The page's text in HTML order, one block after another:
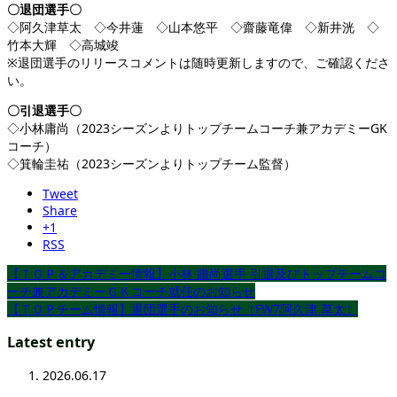
〇退団選手〇
◇阿久津草太 ◇今井蓮 ◇山本悠平 ◇齋藤竜偉 ◇新井洸 ◇
竹本大輝 ◇高城竣
※退団選手のリリースコメントは随時更新しますので、ご確認くださ
い。
〇引退選手〇
◇小林庸尚（2023シーズンよりトップチームコーチ兼アカデミーGK
コーチ）
◇箕輪圭祐（2023シーズンよりトップチーム監督）
Tweet
Share
+1
RSS
【ＴＯＰ＆アカデミー情報】小林 庸尚選手 引退及びトップチームコ
ーチ兼アカデミーＧＫコーチ就任のお知らせ
【ＴＯＰチーム情報】退団選手のお知らせ（FW7阿久津 草太）
Latest entry
2026.06.17